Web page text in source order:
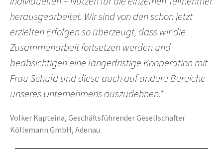
herausgearbeitet. Wir sind von den schon jetzt
erzielten Erfolgen so überzeugt, dass wir die
Zusammenarbeit fortsetzen werden und
beabsichtigen eine längerfristige Kooperation mit
Frau Schuld und diese auch auf andere Bereiche
unseres Unternehmens auszudehnen.“
Volker Kapteina, Geschäftsführender Gesellschafter
Köllemann GmbH, Adenau